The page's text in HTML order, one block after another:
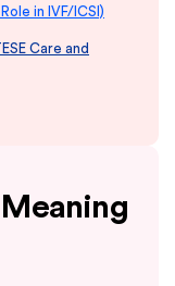
in IVF/ICSI)
Care and
Meaning